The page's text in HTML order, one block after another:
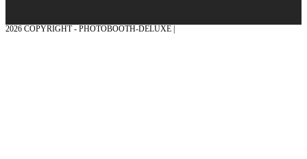
2026 COPYRIGHT - PHOTOBOOTH-DELUXE |